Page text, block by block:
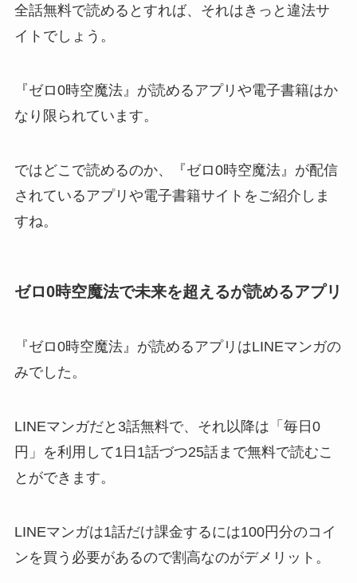
全話無料で読めるとすれば、それはきっと違法サ
イトでしょう。
『ゼロ0時空魔法』が読めるアプリや電子書籍はか
なり限られています。
ではどこで読めるのか、『ゼロ0時空魔法』が配信
されているアプリや電子書籍サイトをご紹介しま
すね。
ゼロ0時空魔法で未来を超えるが読めるアプリ
『ゼロ0時空魔法』が読めるアプリはLINEマンガの
みでした。
LINEマンガだと3話無料で、それ以降は「毎日0
円」を利用して1日1話づつ25話まで無料で読むこ
とができます。
LINEマンガは1話だけ課金するには100円分のコイ
ンを買う必要があるので割高なのがデメリット。